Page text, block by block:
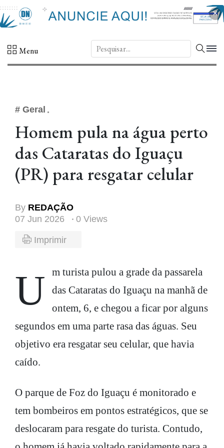
×
Menu DN.
# Geral
Homem pula na água perto
das Cataratas do Iguaçu
(PR) para resgatar celular
By REDAÇÃO
07 Jun 2026
0 Views
Imprimir
Um turista pulou a grade da passarela
das Cataratas do Iguaçu na manhã de
ontem, 6, e chegou a ficar por alguns
segundos em uma parte rasa das águas. Seu
objetivo era resgatar seu celular, que havia
caído.
O parque de Foz do Iguaçu é monitorado e
tem bombeiros em pontos estratégicos, que se
deslocaram para resgate do turista. Contudo,